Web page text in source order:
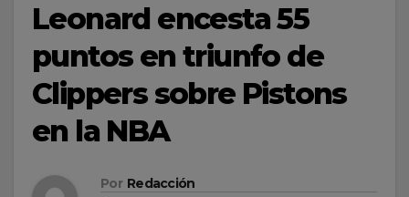
Leonard encesta 55
puntos en triunfo de
Clippers sobre Pistons
en la NBA
Por Redacción